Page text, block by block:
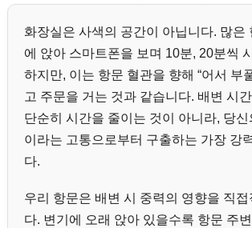
화장실은 사색의 공간이 아닙니다. 많은
에 앉아 스마트폰을 보며 10분, 20분씩
하지만, 이는 항문 혈관을 향해 “어서 부
고 주문을 거는 것과 같습니다. 배변 시
단순히 시간을 줄이는 것이 아니라, 당신
이라는 고통으로부터 구출하는 가장 강
다.
우리 항문은 배변 시 중력의 영향을 직접
다. 변기에 오래 앉아 있을수록 항문 주